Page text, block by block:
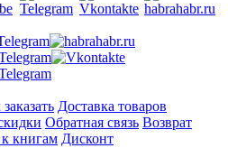
Доставка товаров
Обратная связь Возврат
книгам Дисконт